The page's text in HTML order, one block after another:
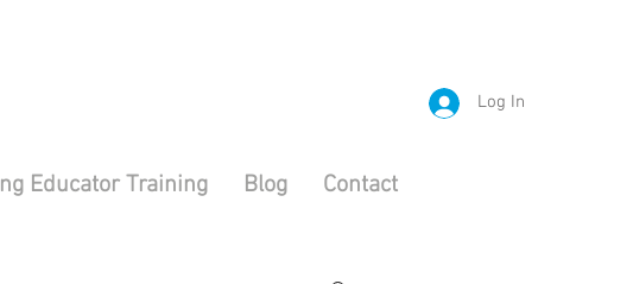
Log In
Educator Training Blog Contact